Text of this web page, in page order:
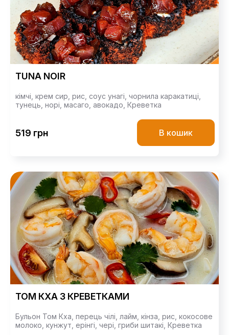
TUNA NOIR
кімчі, крем сир, рис, соус унагі, чорнила каракатиці,
тунець, норі, масаго, авокадо, Креветка
519 грн В кошик
ТОМ КХА З КРЕВЕТКАМИ
Бульон Том Кха, перець чілі, лайм, кінза, рис, кокосове
молоко, кунжут, ерінгі, чері, гриби шитакі, Креветка